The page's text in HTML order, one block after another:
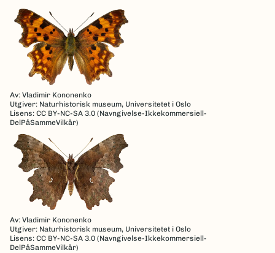
Av: Vladimir Kononenko
Utgiver: Naturhistorisk museum, Universitetet i Oslo
Lisens: CC BY-NC-SA 3.0 (Navngivelse-Ikkekommersiell-
DelPåSammeVilkår)
Av: Vladimir Kononenko
Utgiver: Naturhistorisk museum, Universitetet i Oslo
Lisens: CC BY-NC-SA 3.0 (Navngivelse-Ikkekommersiell-
DelPåSammeVilkår)